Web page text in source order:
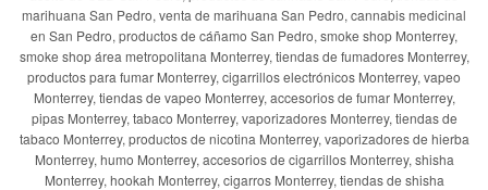
marihuana San Pedro, venta de marihuana San Pedro, cannabis medicinal
en San Pedro, productos de cáñamo San Pedro, smoke shop Monterrey,
smoke shop área metropolitana Monterrey, tiendas de fumadores Monterrey,
productos para fumar Monterrey, cigarrillos electrónicos Monterrey, vapeo
Monterrey, tiendas de vapeo Monterrey, accesorios de fumar Monterrey,
pipas Monterrey, tabaco Monterrey, vaporizadores Monterrey, tiendas de
tabaco Monterrey, productos de nicotina Monterrey, vaporizadores de hierba
Monterrey, humo Monterrey, accesorios de cigarrillos Monterrey, shisha
Monterrey, hookah Monterrey, cigarros Monterrey, tiendas de shisha